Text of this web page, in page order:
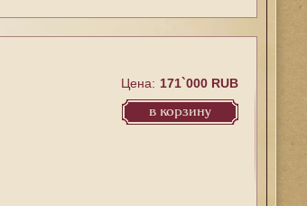
Цена: 171`000 RUB
в корзину